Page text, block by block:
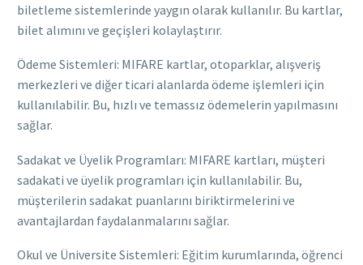
biletleme sistemlerinde yaygın olarak kullanılır. Bu kartlar,
bilet alımını ve geçişleri kolaylaştırır.
Ödeme Sistemleri: MIFARE kartlar, otoparklar, alışveriş
merkezleri ve diğer ticari alanlarda ödeme işlemleri için
kullanılabilir. Bu, hızlı ve temassız ödemelerin yapılmasını
sağlar.
Sadakat ve Üyelik Programları: MIFARE kartları, müşteri
sadakati ve üyelik programları için kullanılabilir. Bu,
müşterilerin sadakat puanlarını biriktirmelerini ve
avantajlardan faydalanmalarını sağlar.
Okul ve Üniversite Sistemleri: Eğitim kurumlarında, öğrenci